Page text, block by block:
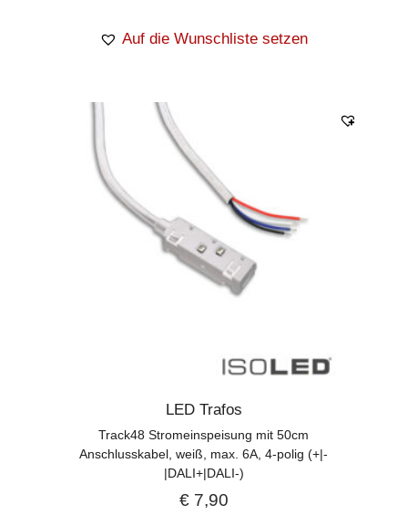
Auf die Wunschliste setzen
LED Trafos
Track48 Stromeinspeisung mit 50cm
Anschlusskabel, weiß, max. 6A, 4-polig (+|-
|DALI+|DALI-)
€7,90